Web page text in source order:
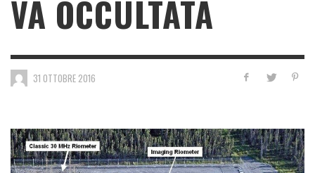
VA OCCULTATA
31 OTTOBRE 2016